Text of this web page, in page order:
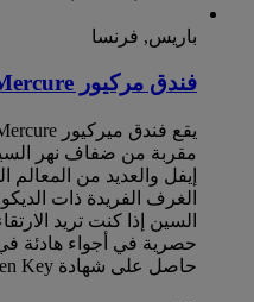
باريس, فرنسا
فندق مركيور Mercure باريس تور إيفل بون ميرابو
مقربة من ضفاف نهر
إيفل والعديد من
الغرف الفريدة ذات
السين إذا كنت تريد
حاصل على شهادة Green Key لنهجه المستدام.